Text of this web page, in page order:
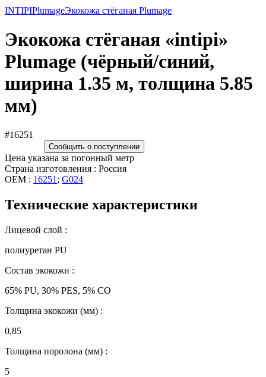
INTIPIPlumageЭкокожа стёганая Plumage
Экокожа стёганая «intipi»
Plumage (чёрный/синий,
ширина 1.35 м, толщина 5.85
мм)
#16251
Сообщить о поступлении
Цена указана за погонный метр
Страна изготовления : Россия
OEM : 16251 ; G024
Технические характеристики
Лицевой слой :
полиуретан PU
Состав экокожи :
65% PU, 30% PES, 5% CO
Толщина экокожи (мм) :
0,85
Толщина поролона (мм) :
5